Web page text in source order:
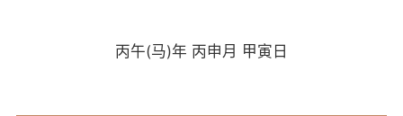
丙午(马)年 丙申月 甲寅日